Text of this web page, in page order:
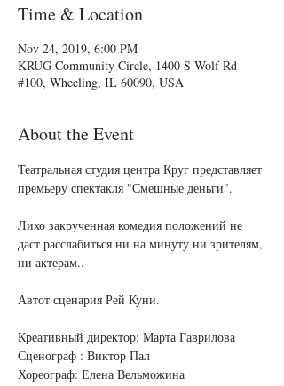
Time & Location
Nov 24, 2019, 6:00 PM
KRUG Community Circle, 1400 S Wolf Rd
#100, Wheeling, IL 60090, USA
About the Event
Театральная студия центра Круг представляет
Лихо закрученная комедия положений не
даст расслабиться ни на минуту ни зрителям,
Креативный директор: Марта Гаврилова
Сценограф : Виктор Пал